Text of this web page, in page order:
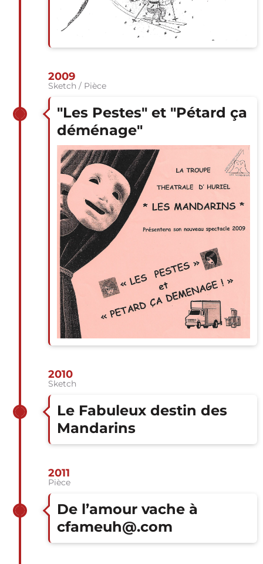
2009
Sketch / Pièce
"Les Pestes" et "Pétard ça
déménage"
2010
Sketch
Le Fabuleux destin des
Mandarins
2011
Pièce
De l’amour vache à
cfameuh@.com